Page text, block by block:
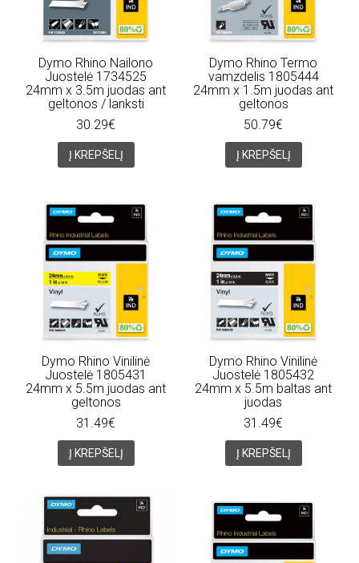
Dymo Rhino Nailono
Juostelė 1734525
24mm x 3.5m juodas ant
geltonos / lanksti
30.29€
Į KREPŠELĮ
Dymo Rhino Termo
vamzdelis 1805444
24mm x 1.5m juodas ant
geltonos
50.79€
Į KREPŠELĮ
Dymo Rhino Vinilinė
Juostelė 1805431
24mm x 5.5m juodas ant
geltonos
31.49€
Į KREPŠELĮ
Dymo Rhino Vinilinė
Juostelė 1805432
24mm x 5.5m baltas ant
juodas
31.49€
Į KREPŠELĮ